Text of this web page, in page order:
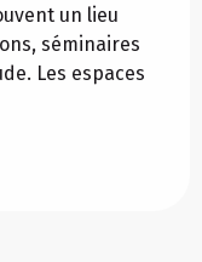
un lieu
séminaires
Les espaces